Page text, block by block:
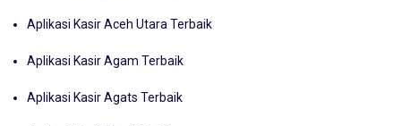
Aplikasi Kasir Aceh Utara Terbaik
Aplikasi Kasir Agam Terbaik
Aplikasi Kasir Agats Terbaik